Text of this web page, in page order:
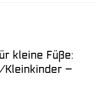
kleine Füße:
Kleinkinder –